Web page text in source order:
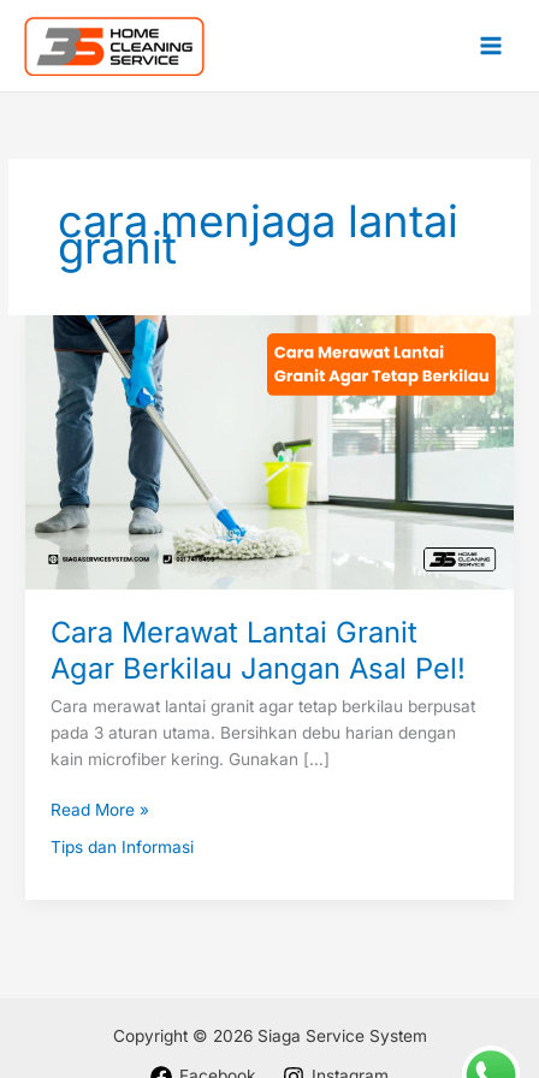
konten
cara menjaga lantai
granit
Cara Merawat Lantai Granit
Agar Berkilau Jangan Asal Pel!
Cara merawat lantai granit agar tetap berkilau berpusat
pada 3 aturan utama. Bersihkan debu harian dengan
kain microfiber kering. Gunakan […]
Cara
Merawat
Lantai
Granit
Agar
Berkilau
Jangan
Asal
Pel!
Read More »
Tips dan Informasi
Copyright © 2026 Siaga Service System